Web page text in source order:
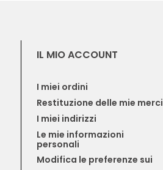
IL MIO ACCOUNT
I miei ordini
Restituzione delle mie merci
I miei indirizzi
Le mie informazioni
personali
Modifica le preferenze sui